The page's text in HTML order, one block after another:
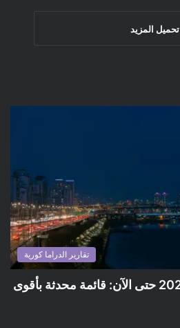
تحميل المزيد
تقارير الدراما كورية
أفضل الدراما الكورية 2026 حتى الآن: قائمة محدثة بأقوى